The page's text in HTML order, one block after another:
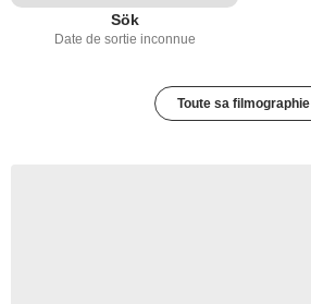
Sök
Date de sortie inconnue
Toute sa filmographie